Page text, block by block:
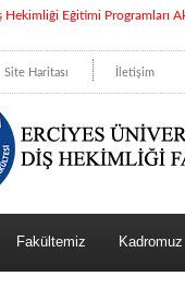
Hekimliği Eğitimi Programları
Site Haritası İletişim
Fakültemiz Kadromuz